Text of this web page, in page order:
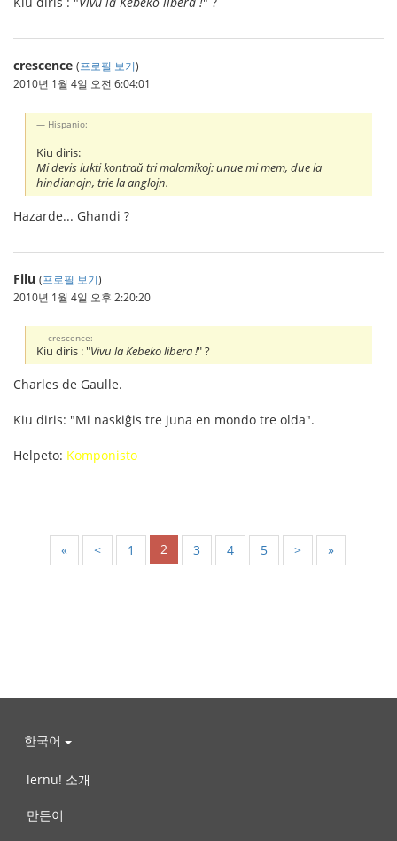
crescence (프로필 보기)
2010년 1월 4일 오전 6:04:01
Hispanio:
Kiu diris:
Mi devis lukti kontraŭ tri malamikoj: unue mi mem, due la
hindianojn, trie la anglojn.
Hazarde... Ghandi ?
Filu (프로필 보기)
2010년 1월 4일 오후 2:20:20
crescence:
Kiu diris : "Vivu la Kebeko libera !" ?
Charles de Gaulle.
Kiu diris: "Mi naskiĝis tre juna en mondo tre olda".
Helpeto: Komponisto
« < 1 2 3 4 5 > »
한국어
lernu! 소개
만든이